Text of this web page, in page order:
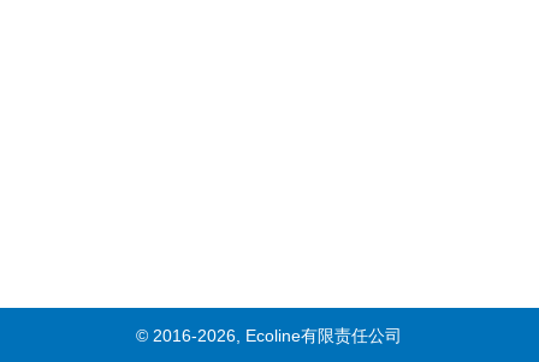
© 2016-2026, Ecoline有限责任公司